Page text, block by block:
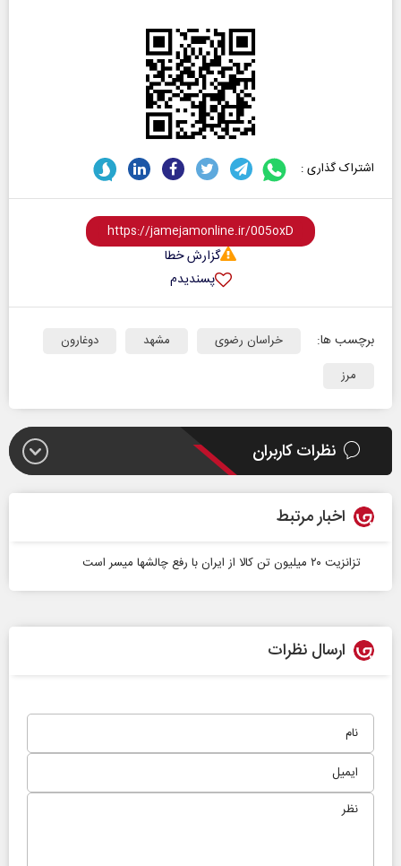
اشتراک گذاری :
گزارش خطا
پسندیدم
برچسب ها: خراسان رضوی مشهد
دوغارون
مرز
نظرات کاربران
اخبار مرتبط
تزانزیت ۲۰ میلیون تن کالا از ایران با رفع چالشها میسر است
ارسال نظرات